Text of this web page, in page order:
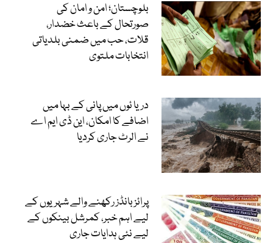
بلوچستان؛ امن و امان کی
صورتحال کے باعث خضدار،
قلات، حب میں ضمنی بلدیاتی
انتخابات ملتوی
دریا ئوں میں پانی کے بہا میں
اضافے کا امکان، این ڈی ایم اے
نے الرٹ جاری کردیا
پرائز بانڈز رکھنے والے شہریوں کے
لیے اہم خبر، کمرشل بینکوں کے
لیے نئی ہدایات جاری